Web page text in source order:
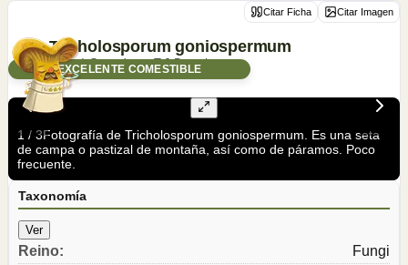
Citar Ficha Citar Imagen
Tricholosporum goniospermum
(Bres.) Guzmán ex T.J.Baroni
EXCELENTE COMESTIBLE
1 / 3Fotografía de Tricholosporum goniospermum. Es una seta
de campa o pastizal de montaña, así como de páramos. Poco
frecuente.
Taxonomía
Ver
Reino:
Fungi